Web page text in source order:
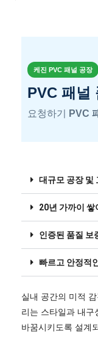
케진 PVC 패널 공장
PVC 패널
요청하기 PVC
대규모 공장 및
20년 가까이 쌓
인증된 품질 보
빠르고 안정적
실내 공간의 미적
리는 스타일과 내
바꿈시키도록 설계